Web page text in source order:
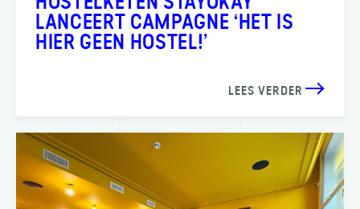
LANCEERT CAMPAGNE ‘HET IS
HIER GEEN HOSTEL!’
LEES VERDER